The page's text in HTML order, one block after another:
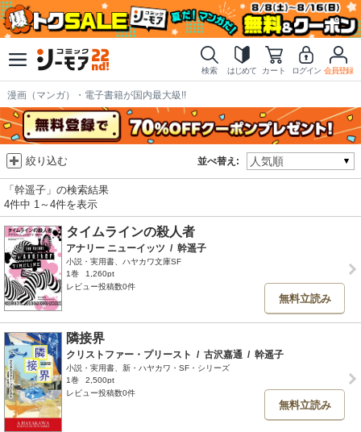
検索 はじめて カート ログイン 会員登録
漫画（マンガ）・電子書籍が国内最大級!!
並べ替え:
絞り込む
「幹遥子」の検索結果
4件中 1～4件を表示
タイムラインの殺人者
アナリー ニューイッツ / 幹遥子
小説・実用書、ハヤカワ文庫SF
1巻
1,260pt
レビュー投稿数0件
無料立読み
隣接界
クリストファー・プリースト / 古沢嘉通 / 幹遥子
小説・実用書、新・ハヤカワ・SF・シリーズ
1巻
2,500pt
レビュー投稿数0件
無料立読み